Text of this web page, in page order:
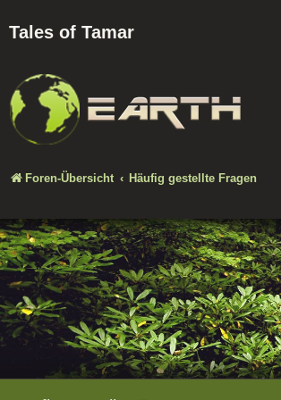
Tales of Tamar
Foren-Übersicht Häufig gestellte Fragen